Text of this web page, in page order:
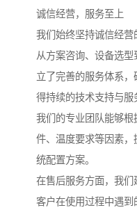
诚信经营，服务至上
我们始终坚持诚信经营
从方案咨询、设备选
立了完善的服务体系
得持续的技术支持与服
我们的专业团队能够
件、温度要求等因素
统配置方案。
在售后服务方面，我
客户在使用过程中遇